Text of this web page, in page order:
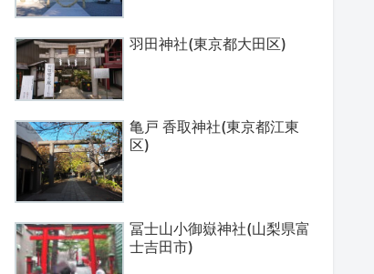
羽田神社(東京都大田区)
亀戸 香取神社(東京都江東
区)
冨士山小御嶽神社(山梨県富
士吉田市)